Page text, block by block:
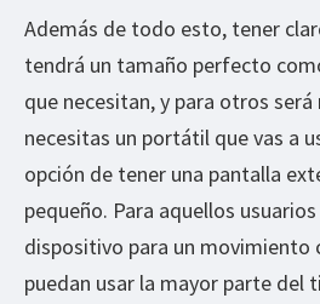
Además de todo esto, tener
tendrá un tamaño perfecto
que necesitan, y para otros será
necesitas un portátil que vas a
opción de tener una pantalla
pequeño. Para aquellos
dispositivo para un movimiento
puedan usar la mayor parte del